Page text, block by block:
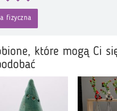
fizyczna
które mogą Ci